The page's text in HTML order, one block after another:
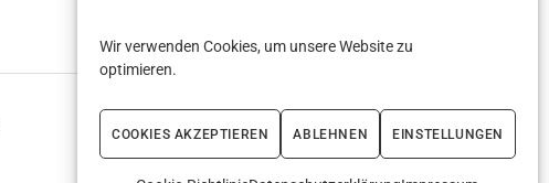
Wir verwenden Cookies, um unsere Website zu
optimieren.
COOKIES AKZEPTIEREN ABLEHNEN EINSTELLUNGEN